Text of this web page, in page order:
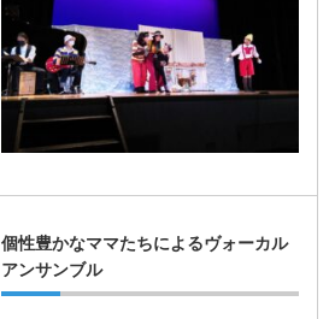
個性豊かなママたちによるヴォーカル
アンサンブル